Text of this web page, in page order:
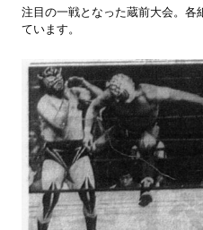
注目の一戦となった蔵前大会。
ています。